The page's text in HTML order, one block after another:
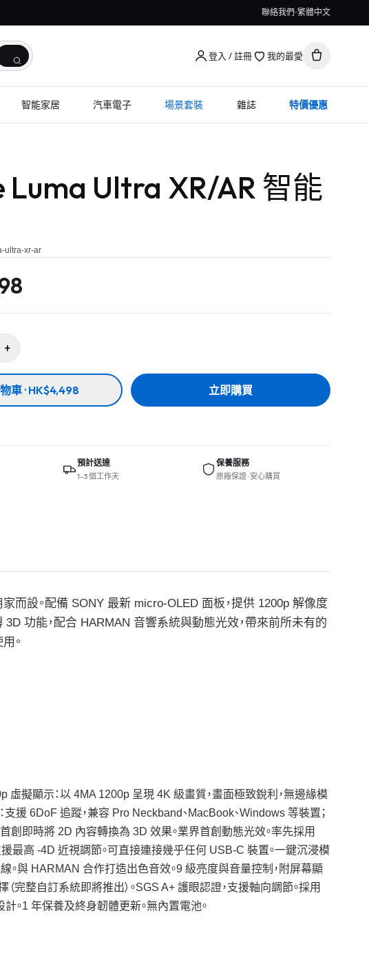
聯絡我們 繁體中文
登入 / 註冊 我的最愛
智能家居 汽車電子 場景套裝 雜誌 特價優惠
Luma Ultra XR/AR 智能
ultra-xr-ar
+
車 · HK$4,498 立即購買
預計送達
1–3 個工作天
保養服務
原廠保證 · 安心購買
設。配備 SONY 最新 micro-OLED 面板，提供 1200p 解像度
功能，配合 HARMAN 音響系統與動態光效，帶來前所未有的
。
虛擬顯示：以 4MA 1200p 呈現 4K 級畫質，畫面極致銳利，無邊緣模
支援 6DoF 追蹤，兼容 Pro Neckband、MacBook、Windows 等裝置；
創即時將 2D 內容轉換為 3D 效果。業界首創動態光效。率先採用
最高 -4D 近視調節。可直接連接幾乎任何 USB-C 裝置。一鍵沉浸模
。與 HARMAN 合作打造出色音效。9 級亮度與音量控制，附屏幕顯
（完整自訂系統即將推出）。SGS A+ 護眼認證，支援軸向調節。採用
。1 年保養及終身韌體更新。無內置電池。